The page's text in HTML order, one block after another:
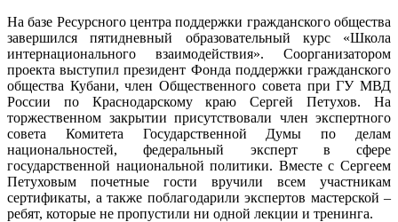
На базе Ресурсного центра поддержки гражданского общества
завершился пятидневный образовательный курс «Школа
интернационального взаимодействия». Соорганизатором
проекта выступил президент Фонда поддержки гражданского
общества Кубани, член Общественного совета при ГУ МВД
России по Краснодарскому краю Сергей Петухов. На
торжественном закрытии присутствовали член экспертного
совета Комитета Государственной Думы по делам
национальностей, федеральный эксперт в сфере
государственной национальной политики. Вместе с Сергеем
Петуховым почетные гости вручили всем участникам
сертификаты, а также поблагодарили экспертов мастерской –
ребят, которые не пропустили ни одной лекции и тренинга.